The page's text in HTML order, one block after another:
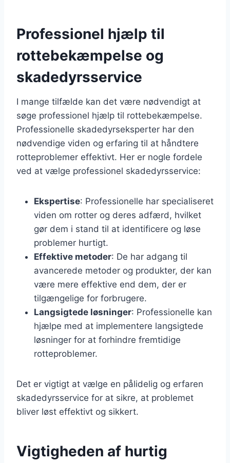
Professionel hjælp til
rottebekæmpelse og
skadedyrsservice
I mange tilfælde kan det være nødvendigt at
søge professionel hjælp til rottebekæmpelse.
Professionelle skadedyrseksperter har den
nødvendige viden og erfaring til at håndtere
rotteproblemer effektivt. Her er nogle fordele
ved at vælge professionel skadedyrsservice:
Ekspertise: Professionelle har specialiseret
viden om rotter og deres adfærd, hvilket
gør dem i stand til at identificere og løse
problemer hurtigt.
Effektive metoder: De har adgang til
avancerede metoder og produkter, der kan
være mere effektive end dem, der er
tilgængelige for forbrugere.
Langsigtede løsninger: Professionelle kan
hjælpe med at implementere langsigtede
løsninger for at forhindre fremtidige
rotteproblemer.
Det er vigtigt at vælge en pålidelig og erfaren
skadedyrsservice for at sikre, at problemet
bliver løst effektivt og sikkert.
Vigtigheden af hurtig